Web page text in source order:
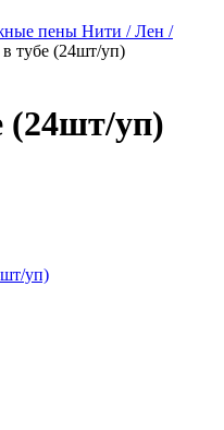
пены Нити / Лен /
в тубе (24шт/уп)
(24шт/уп)